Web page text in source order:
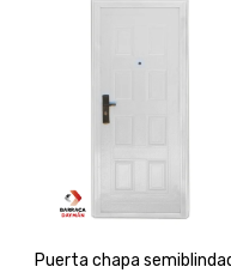
Puerta chapa